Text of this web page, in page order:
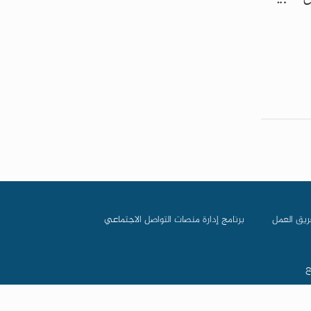
العمل برنامج إدارة منصات التواصل الاجتماعي